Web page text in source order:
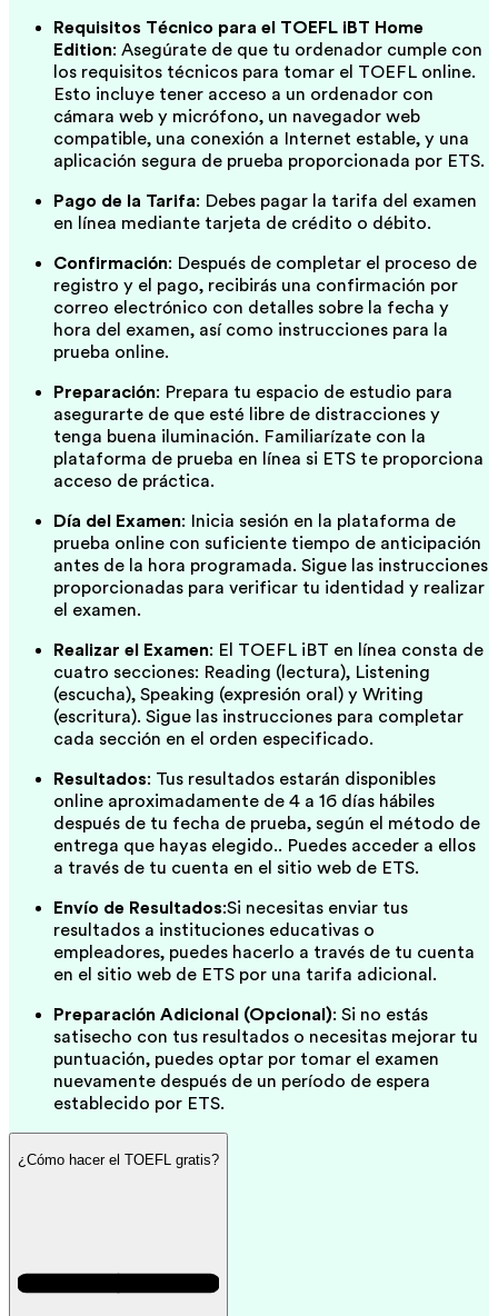
Requisitos Técnico para el TOEFL iBT Home
Edition: Asegúrate de que tu ordenador cumple con
los requisitos técnicos para tomar el TOEFL online.
Esto incluye tener acceso a un ordenador con
cámara web y micrófono, un navegador web
compatible, una conexión a Internet estable, y una
aplicación segura de prueba proporcionada por ETS.
Pago de la Tarifa: Debes pagar la tarifa del examen
en línea mediante tarjeta de crédito o débito.
Confirmación: Después de completar el proceso de
registro y el pago, recibirás una confirmación por
correo electrónico con detalles sobre la fecha y
hora del examen, así como instrucciones para la
prueba online.
Preparación: Prepara tu espacio de estudio para
asegurarte de que esté libre de distracciones y
tenga buena iluminación. Familiarízate con la
plataforma de prueba en línea si ETS te proporciona
acceso de práctica.
Día del Examen: Inicia sesión en la plataforma de
prueba online con suficiente tiempo de anticipación
antes de la hora programada. Sigue las instrucciones
proporcionadas para verificar tu identidad y realizar
el examen.
Realizar el Examen: El TOEFL iBT en línea consta de
cuatro secciones: Reading (lectura), Listening
(escucha), Speaking (expresión oral) y Writing
(escritura). Sigue las instrucciones para completar
cada sección en el orden especificado.
Resultados: Tus resultados estarán disponibles
online aproximadamente de 4 a 16 días hábiles
después de tu fecha de prueba, según el método de
entrega que hayas elegido.. Puedes acceder a ellos
a través de tu cuenta en el sitio web de ETS.
Envío de Resultados:Si necesitas enviar tus
resultados a instituciones educativas o
empleadores, puedes hacerlo a través de tu cuenta
en el sitio web de ETS por una tarifa adicional.
Preparación Adicional (Opcional): Si no estás
satisecho con tus resultados o necesitas mejorar tu
puntuación, puedes optar por tomar el examen
nuevamente después de un período de espera
establecido por ETS.
¿Cómo hacer el TOEFL gratis?